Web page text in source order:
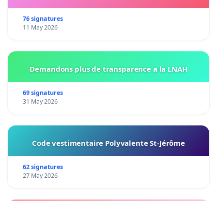
76 signatures
11 May 2026
Demandons plus de transparence a la LNAH
69 signatures
31 May 2026
Code vestimentaire Polyvalente St-Jérôme
62 signatures
27 May 2026